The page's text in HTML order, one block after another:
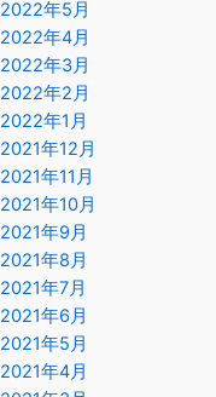
2022年5月
2022年4月
2022年3月
2022年2月
2022年1月
2021年12月
2021年11月
2021年10月
2021年9月
2021年8月
2021年7月
2021年6月
2021年5月
2021年4月